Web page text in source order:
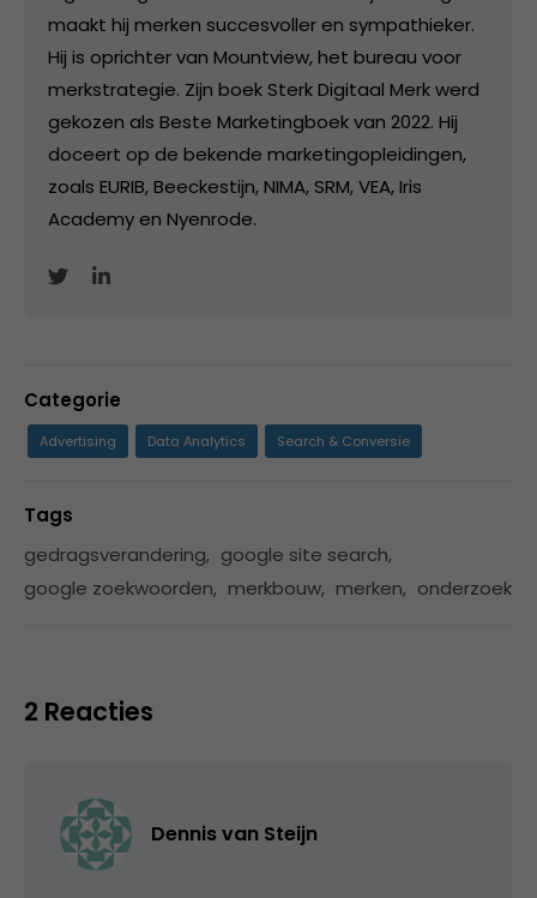
maakt hij merken succesvoller en sympathieker.
Hij is oprichter van Mountview, het bureau voor
merkstrategie. Zijn boek Sterk Digitaal Merk werd
gekozen als Beste Marketingboek van 2022. Hij
doceert op de bekende marketingopleidingen,
zoals EURIB, Beeckestijn, NIMA, SRM, VEA, Iris
Academy en Nyenrode.
Categorie
Advertising Data Analytics Search & Conversie
Tags
gedragsverandering, google site search,
google zoekwoorden, merkbouw, merken, onderzoek
2 Reacties
Dennis van Steijn